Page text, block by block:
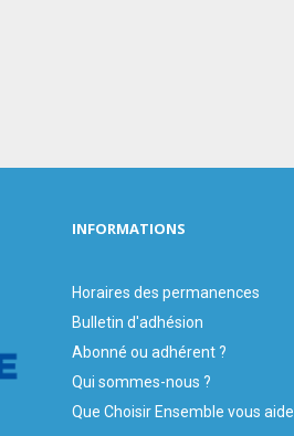
INFORMATIONS
Horaires des permanences
Bulletin d'adhésion
Abonné ou adhérent ?
Qui sommes-nous ?
Que Choisir Ensemble vous aide